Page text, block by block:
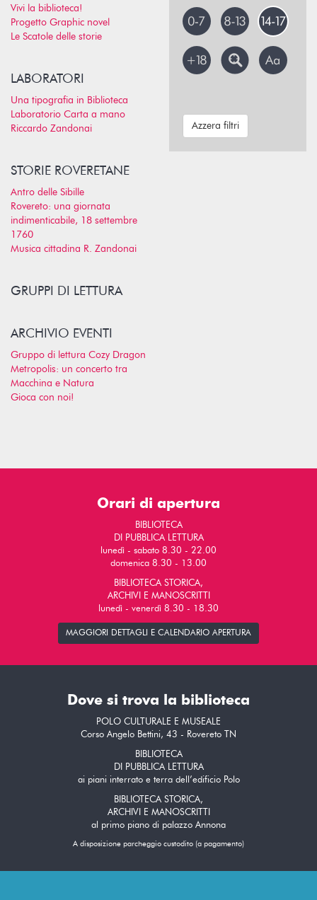
Vivi la biblioteca!
Progetto Graphic novel
Le Scatole delle storie
LABORATORI
Una tipografia in Biblioteca
Laboratorio Carta a mano
Riccardo Zandonai
STORIE ROVERETANE
Antro delle Sibille
Rovereto: una giornata
indimenticabile, 18 settembre
1760
Musica cittadina R. Zandonai
GRUPPI DI LETTURA
ARCHIVIO EVENTI
Gruppo di lettura Cozy Dragon
Metropolis: un concerto tra
Macchina e Natura
Gioca con noi!
Azzera filtri
Orari di apertura
BIBLIOTECA
DI PUBBLICA LETTURA
lunedì - sabato 8.30 - 22.00
domenica 8.30 - 13.00
BIBLIOTECA STORICA,
ARCHIVI E MANOSCRITTI
lunedì - venerdì 8.30 - 18.30
MAGGIORI DETTAGLI E CALENDARIO APERTURA
Dove si trova la biblioteca
POLO CULTURALE E MUSEALE
Corso Angelo Bettini, 43 - Rovereto TN
BIBLIOTECA
DI PUBBLICA LETTURA
ai piani interrato e terra dell’edificio Polo
BIBLIOTECA STORICA,
ARCHIVI E MANOSCRITTI
al primo piano di palazzo Annona
A disposizione parcheggio custodito (a pagamento)